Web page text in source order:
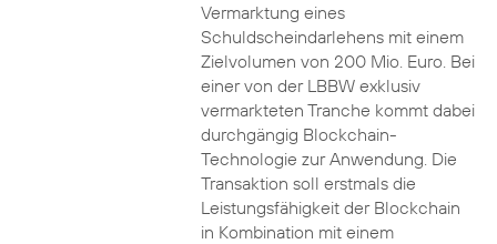
Vermarktung eines
Schuldscheindarlehens mit einem
Zielvolumen von 200 Mio. Euro. Bei
einer von der LBBW exklusiv
vermarkteten Tranche kommt dabei
durchgängig Blockchain-
Technologie zur Anwendung. Die
Transaktion soll erstmals die
Leistungsfähigkeit der Blockchain
in Kombination mit einem